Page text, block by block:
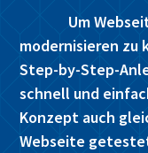
Um
modernisieren zu
Step-by-Step-
schnell und
Konzept auch
Webseite